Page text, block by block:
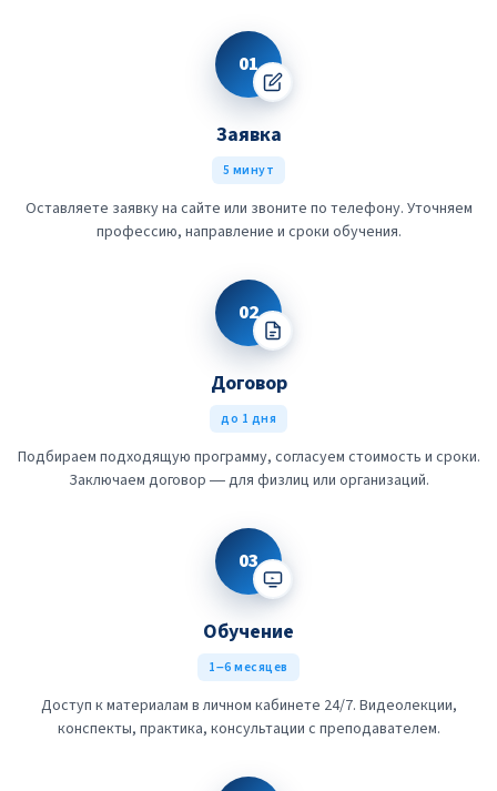
01
Заявка
5 минут
Оставляете заявку на сайте или звоните по телефону. Уточняем
профессию, направление и сроки обучения.
02
Договор
до 1 дня
Подбираем подходящую программу, согласуем стоимость и сроки.
Заключаем договор — для физлиц или организаций.
03
Обучение
1–6 месяцев
Доступ к материалам в личном кабинете 24/7. Видеолекции,
конспекты, практика, консультации с преподавателем.